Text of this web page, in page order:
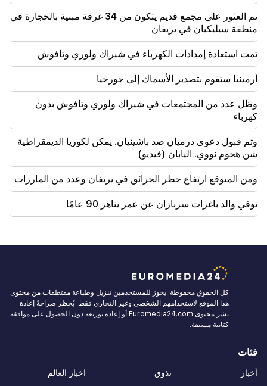
انفجرت الطائرة بدون طيار في بلغاريا بالقرب من خط
أنابيب الغاز الذي يربط تركيا وأوكرانيا تم العثور على مجمع قديم يتكون من 34 غرفة مبنية بالحجارة في
منطقة سيليكيان في يريفان
تمت استعادة إمدادات الكهرباء في شيراك ولوري وتافوش
أرمينيا ستقوم بتصدير الأسماك إلى جورجيا
وظل عدد من المجتمعات في شيراك ولوري وتافوش بدون
كهرباء
وتم قبول دعوى درميان ضد باشينيان. يمكن لكوريا الديمقراطية
شن هجوم نووي. اليابان (فيديو)
ومن المتوقع ارتفاع خطر الحرائق في يريفان وعدد من المارزات
توفي والد باغرات سربازان عن عمر يناهز 90 عامًا
كل الحقوق محفوظة. يجوز للمستخدمين تنزيل وطباعة مقتطفات من محتوى
هذا الموقع لاستخدامهم الشخصي وغير التجاري فقط. يُحظر صراحةً إعادة
نشر محتوى Euromedia24.com أو إعادة توزيعه دون الحصول على موافقة
كتابية مسبقة.
فئات
أخبار تذوق اخبار العالم